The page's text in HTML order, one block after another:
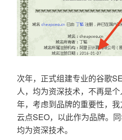
次年，正式组建专业的谷歌
人，均为资深技术，不再是
年，考虑到品牌的重要性，我
云点SEO，以此作为品牌。
均为资深技术。